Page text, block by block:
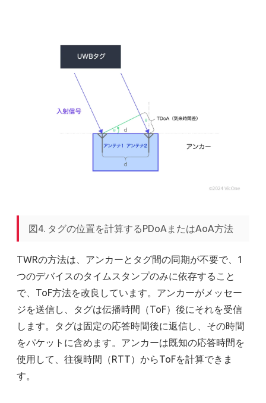
図4. タグの位置を計算するPDoAまたはAoA方法
TWRの方法は、アンカーとタグ間の同期が不要で、1
つのデバイスのタイムスタンプのみに依存すること
で、ToF方法を改良しています。アンカーがメッセー
ジを送信し、タグは伝播時間（ToF）後にそれを受信
します。タグは固定の応答時間後に返信し、その時間
をパケットに含めます。アンカーは既知の応答時間を
使用して、往復時間（RTT）からToFを計算できま
す。